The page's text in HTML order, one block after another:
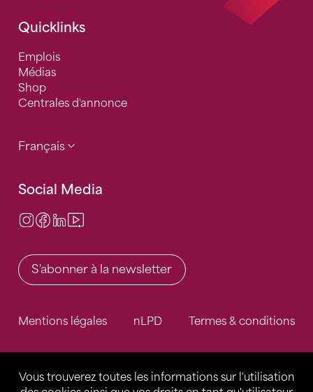
Vous trouverez toutes les informations sur l'utilisation
Quicklinks
Emplois
Médias
Shop
Centrales d'annonce
Français
Social Media
Instagram
Facebook
LinkedIn
S'abonner à la newsletter
Mentions légales nLPD Termes & conditions